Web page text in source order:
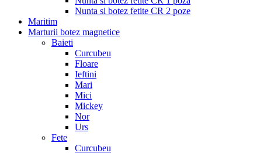
Nunta si botez fetite CR 2 poze
Maritim
Marturii botez magnetice
Baieti
Curcubeu
Floare
Ieftini
Mari
Mici
Mickey
Nor
Urs
Fete
Curcubeu